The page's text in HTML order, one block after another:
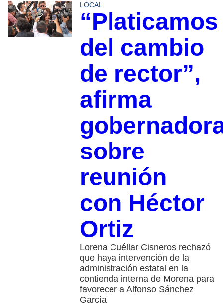
LOCAL
“Platicamos
del cambio
de rector”,
afirma
sobre
reunión
con Héctor
Ortiz
Lorena Cuéllar Cisneros rechazó
que haya intervención de la
administración estatal en la
contienda interna de Morena para
favorecer a Alfonso Sánchez
García